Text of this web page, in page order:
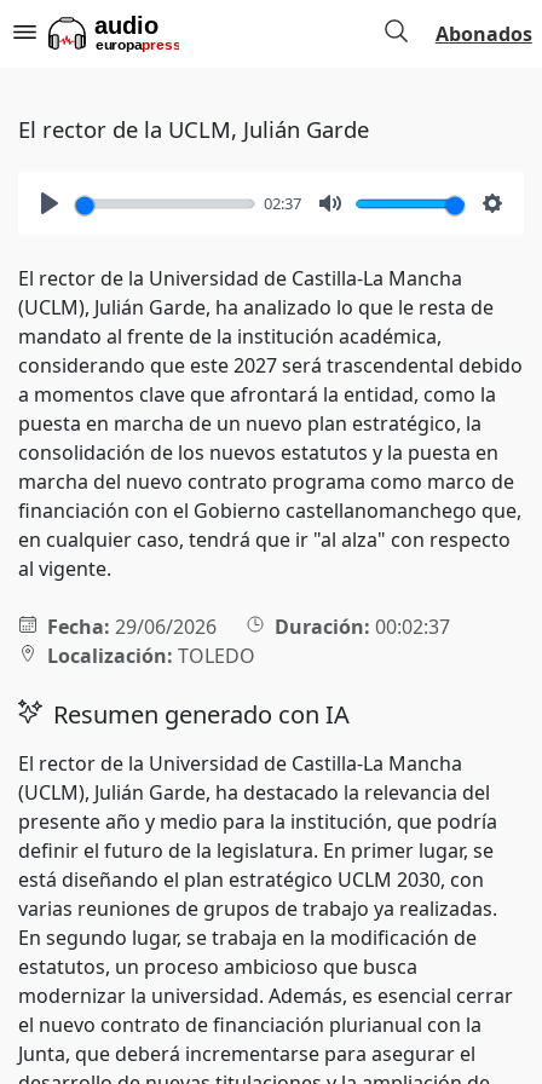
Abonados
El rector de la UCLM, Julián Garde
02:37
El rector de la Universidad de Castilla-La Mancha
(UCLM), Julián Garde, ha analizado lo que le resta de
mandato al frente de la institución académica,
considerando que este 2027 será trascendental debido
a momentos clave que afrontará la entidad, como la
puesta en marcha de un nuevo plan estratégico, la
consolidación de los nuevos estatutos y la puesta en
marcha del nuevo contrato programa como marco de
financiación con el Gobierno castellanomanchego que,
en cualquier caso, tendrá que ir "al alza" con respecto
al vigente.
Fecha: 29/06/2026 Duración: 00:02:37
Localización: TOLEDO
Resumen generado con IA
El rector de la Universidad de Castilla-La Mancha
(UCLM), Julián Garde, ha destacado la relevancia del
presente año y medio para la institución, que podría
definir el futuro de la legislatura. En primer lugar, se
está diseñando el plan estratégico UCLM 2030, con
varias reuniones de grupos de trabajo ya realizadas.
En segundo lugar, se trabaja en la modificación de
estatutos, un proceso ambicioso que busca
modernizar la universidad. Además, es esencial cerrar
el nuevo contrato de financiación plurianual con la
Junta, que deberá incrementarse para asegurar el